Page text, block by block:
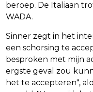
beroep. De Italiaan
WADA.
Sinner zegt in het
een schorsing te
besproken met mijn
ergste geval zou
het te accepteren",